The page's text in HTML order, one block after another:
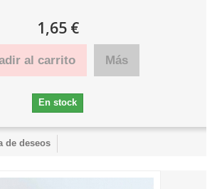
1,65 €
al carrito Más
En stock
de deseos